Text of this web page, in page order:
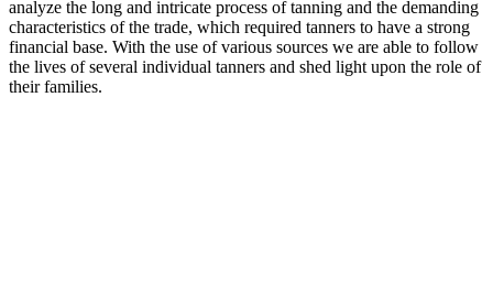
analyze the long and intricate process of tanning and the demanding
characteristics of the trade, which required tanners to have a strong
financial base. With the use of various sources we are able to follow
the lives of several individual tanners and shed light upon the role of
their families.